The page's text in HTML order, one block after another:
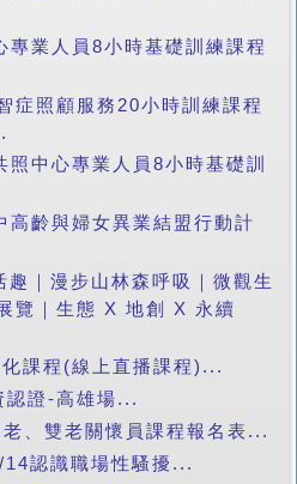
專業人員8小時基礎訓練課程
症照顧服務20小時訓練課程
中心專業人員8小時基礎訓
高齡與婦女異業結盟行動計
｜漫步山林森呼吸｜微觀生
覽｜生態 X 地創 X 永續
課程(線上直播課程)...
認證-高雄場...
、雙老關懷員課程報名表...
14認識職場性騷擾...